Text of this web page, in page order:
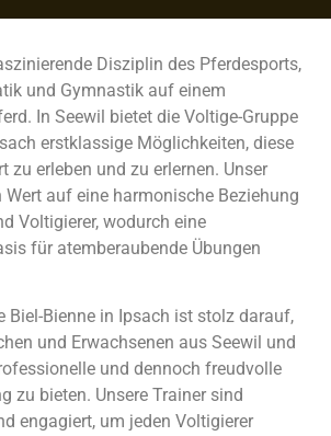
Disziplin des Pferdesports,
und Gymnastik auf einem
In Seewil bietet die Voltige-Gruppe
erstklassige Möglichkeiten, diese
zu erleben und zu erlernen. Unser
Wert auf eine harmonische Beziehung
Voltigierer, wodurch eine
für atemberaubende Übungen
Biel-Bienne in Ipsach ist stolz darauf,
und Erwachsenen aus Seewil und
und dennoch freudvolle
zu bieten. Unsere Trainer sind
engagiert, um jeden Voltigierer